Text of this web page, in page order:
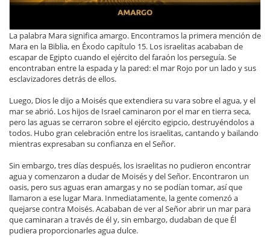
La palabra Mara significa amargo. Encontramos la primera mención de
Mara en la Biblia, en Éxodo capítulo 15. Los israelitas acababan de
escapar de Egipto cuando el ejército del faraón los perseguía. Se
encontraban entre la espada y la pared: el mar Rojo por un lado y sus
esclavizadores detrás de ellos.
Luego, Dios le dijo a Moisés que extendiera su vara sobre el agua, y el
mar se abrió. Los hijos de Israel caminaron por el mar en tierra seca,
pero las aguas se cerraron sobre el ejército egipcio, destruyéndolos a
todos. Hubo gran celebración entre los israelitas, cantando y bailando
mientras expresaban su confianza en el Señor.
Sin embargo, tres días después, los israelitas no pudieron encontrar
agua y comenzaron a dudar de Moisés y del Señor. Encontraron un
oasis, pero sus aguas eran amargas y no se podían tomar, así que
llamaron a ese lugar Mara. Inmediatamente, la gente comenzó a
quejarse contra Moisés. Acababan de ver al Señor abrir un mar para
que caminaran a través de él y, sin embargo, dudaban de que Él
pudiera proporcionarles agua dulce.